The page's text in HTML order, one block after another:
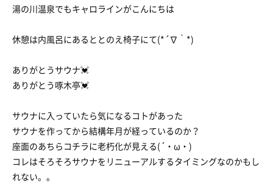
湯の川温泉でもキャロラインがこんにちは
休憩は内風呂にあるととのえ椅子にて(*´∇｀*)
ありがとうサウナ💓
ありがとう啄木亭💓
サウナに入っていたら気になるコトがあった
サウナを作ってから結構年月が経っているのか？
座面のあちらコチラに老朽化が見える(´・ω・)
コレはそろそろサウナをリニューアルするタイミングなのかもし
れない。。